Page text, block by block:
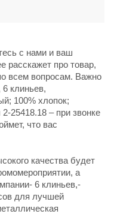
с нами и ваш
расскажет про товар,
всем вопросам. Важно
клиньев,
100% хлопок;
25418.18 – при звонке
что вас
качества будет
а
6 клиньев,-
для лучшей